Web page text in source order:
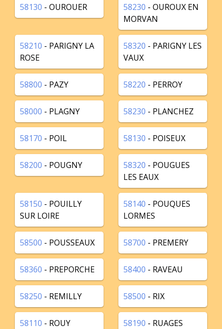
58130 - OUROUER 58230 - OUROUX EN
MORVAN
58210 - PARIGNY LA
ROSE
58320 - PARIGNY LES
VAUX
58800 - PAZY 58220 - PERROY
58000 - PLAGNY 58230 - PLANCHEZ
58170 - POIL 58130 - POISEUX
58200 - POUGNY 58320 - POUGUES
LES EAUX
58150 - POUILLY
SUR LOIRE
58140 - POUQUES
LORMES
58500 - POUSSEAUX 58700 - PREMERY
58360 - PREPORCHE 58400 - RAVEAU
58250 - REMILLY 58500 - RIX
58110 - ROUY 58190 - RUAGES